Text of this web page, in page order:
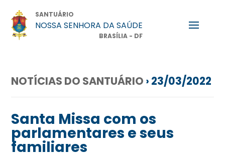
SANTUÁRIO
NOSSA SENHORA DA SAÚDE
BRASÍLIA - DF
NOTÍCIAS DO SANTUÁRIO › 23/03/2022
Santa Missa com os
parlamentares e seus
familiares